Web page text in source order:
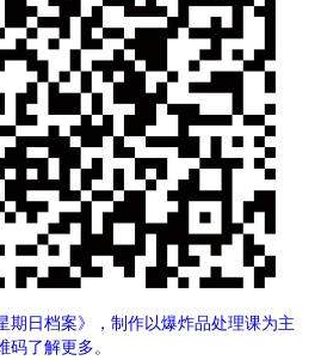
期日档案》，制作以爆炸品处理课为主
了解更多。